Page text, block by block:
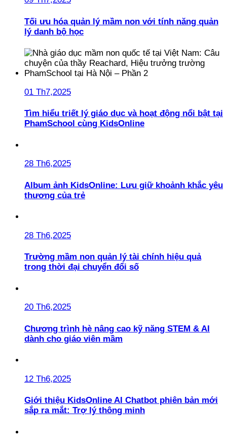
Tối ưu hóa quản lý mầm non với tính năng quản
lý danh bộ học
01 Th7,2025
Tìm hiểu triết lý giáo dục và hoạt động nổi bật tại
PhamSchool cùng KidsOnline
28 Th6,2025
Album ảnh KidsOnline: Lưu giữ khoảnh khắc yêu
thương của trẻ
28 Th6,2025
Trường mầm non quản lý tài chính hiệu quả
trong thời đại chuyển đổi số
20 Th6,2025
Chương trình hè nâng cao kỹ năng STEM & AI
dành cho giáo viên mầm
12 Th6,2025
Giới thiệu KidsOnline AI Chatbot phiên bản mới
sắp ra mắt: Trợ lý thông minh